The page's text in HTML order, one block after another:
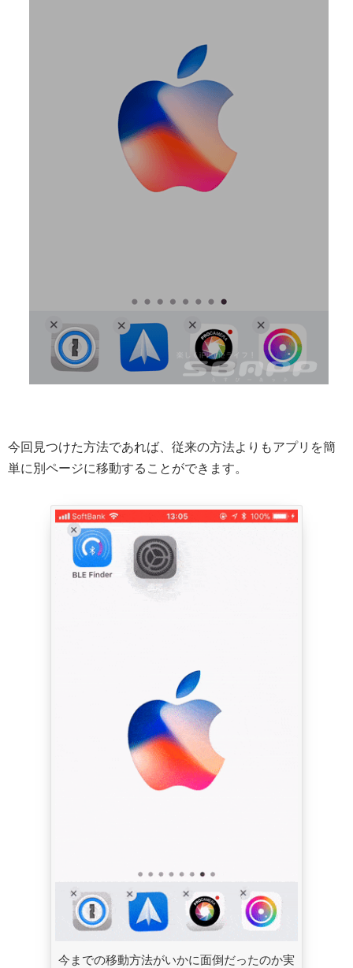
今回見つけた方法であれば、従来の方法よりもアプリを簡
単に別ページに移動することができます。
今までの移動方法がいかに面倒だったのか実